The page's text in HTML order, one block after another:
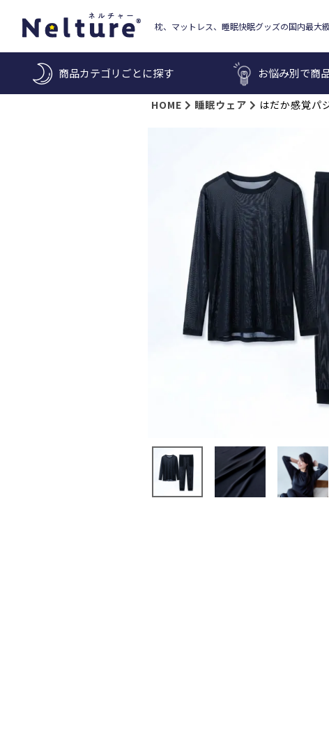
枕、マットレス、睡眠快眠グッズの国内最大
商品カテゴリごとに探す お悩み別で商
HOME 睡眠ウェア はだか感覚パ